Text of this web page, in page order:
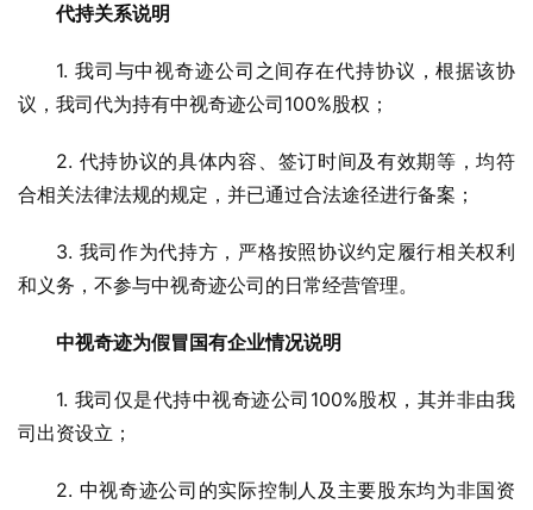
代持关系说明
1. 我司与中视奇迹公司之间存在代持协议，根据该协
议，我司代为持有中视奇迹公司100%股权；
2. 代持协议的具体内容、签订时间及有效期等，均符
合相关法律法规的规定，并已通过合法途径进行备案；
3. 我司作为代持方，严格按照协议约定履行相关权利
和义务，不参与中视奇迹公司的日常经营管理。
中视奇迹为假冒国有企业情况说明
1. 我司仅是代持中视奇迹公司100%股权，其并非由我
司出资设立；
2. 中视奇迹公司的实际控制人及主要股东均为非国资